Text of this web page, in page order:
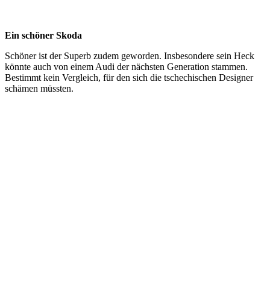
Ein schöner Skoda
Schöner ist der Superb zudem geworden. Insbesondere sein Heck
könnte auch von einem Audi der nächsten Generation stammen.
Bestimmt kein Vergleich, für den sich die tschechischen Designer
schämen müssten.